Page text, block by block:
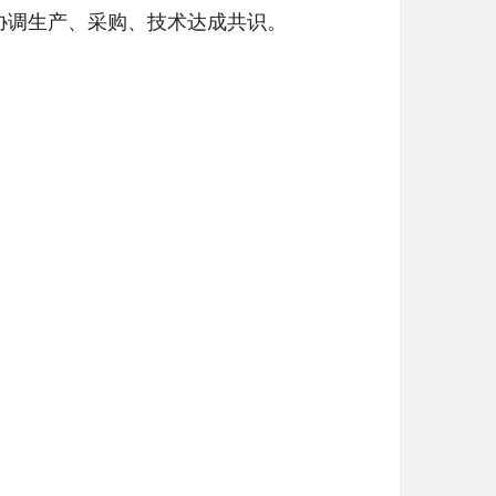
生产、采购、技术达成共识。